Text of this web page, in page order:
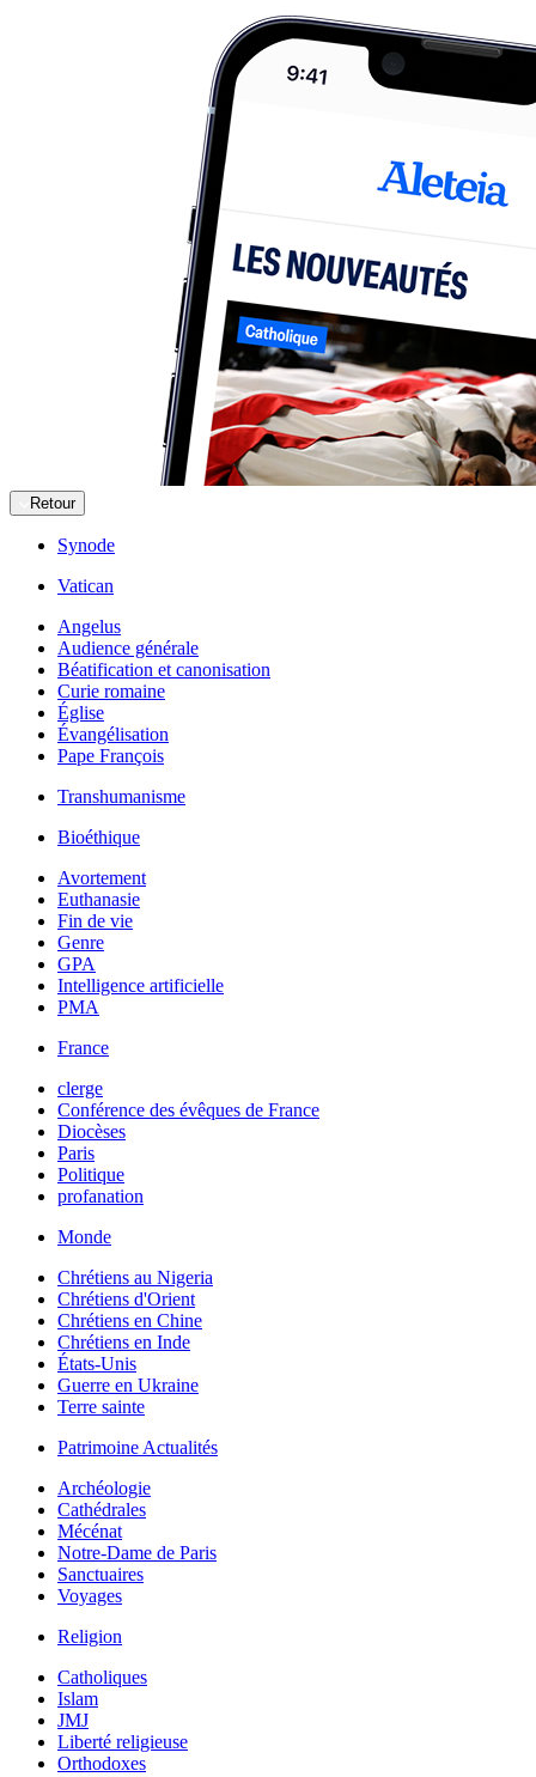
Retour
Synode
Vatican
Angelus
Audience générale
Béatification et canonisation
Curie romaine
Église
Évangélisation
Pape François
Transhumanisme
Bioéthique
Avortement
Euthanasie
Fin de vie
Genre
GPA
Intelligence artificielle
PMA
France
clerge
Conférence des évêques de France
Diocèses
Paris
Politique
profanation
Monde
Chrétiens au Nigeria
Chrétiens d'Orient
Chrétiens en Chine
Chrétiens en Inde
États-Unis
Guerre en Ukraine
Terre sainte
Patrimoine Actualités
Archéologie
Cathédrales
Mécénat
Notre-Dame de Paris
Sanctuaires
Voyages
Religion
Catholiques
Islam
JMJ
Liberté religieuse
Orthodoxes